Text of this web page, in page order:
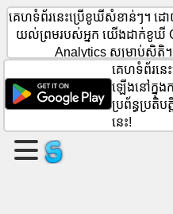
ទំព័រ
មួយ។
បង្កើត
គេហទំព័រនេះប្រើខូឃីសំខាន់ៗ។ ដោ
យល់ព្រមរបស់អ្នក យើងដាក់ខូឃី
Analytics សម្រាប់ស្ថិតិ។
គេហទំព័រនេ
ឡើងនៅក្នុង
ប្រព័ន្ធប្រតិប
នេះ!